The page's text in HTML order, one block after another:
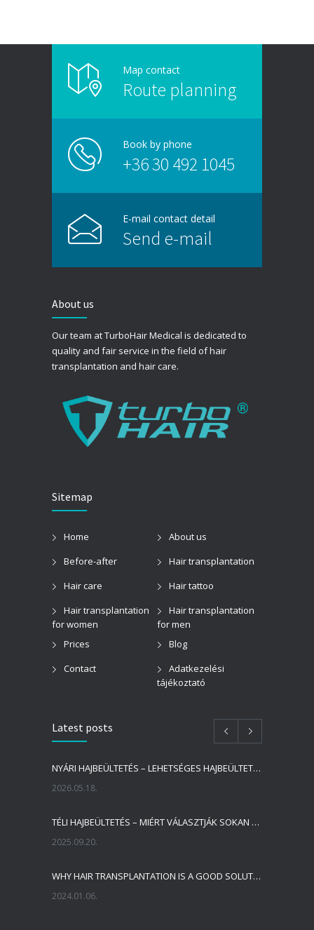
Map contact
Route planning
Book by phone
+36 30 492 1045
E-mail contact detail
Send e-mail
About us
Our team at TurboHair Medical is dedicated to
quality and fair service in the field of hair
transplantation and hair care.
Sitemap
Home
About us
Before-after
Hair transplantation
Hair care
Hair tattoo
Hair transplantation
for women
Hair transplantation
for men
Prices
Blog
Contact
Adatkezelési
tájékoztató
Latest posts
NYÁRI HAJBEÜLTETÉS – LEHETSÉGES HAJBEÜLTETÉST VÉGEZNI NYÁRON?
2026.05.18.
TÉLI HAJBEÜLTETÉS – MIÉRT VÁLASZTJÁK SOKAN A HIDEGEBB IDŐSZAKOT A HAJBEÜLTETÉSRE?
2025.09.20.
WHY HAIR TRANSPLANTATION IS A GOOD SOLUTION?
2024.01.06.